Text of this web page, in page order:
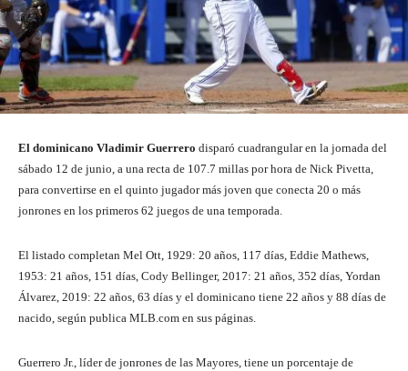
El dominicano Vladimir Guerrero disparó cuadrangular en la jornada del
sábado 12 de junio, a una recta de 107.7 millas por hora de Nick Pivetta,
para convertirse en el quinto jugador más joven que conecta 20 o más
jonrones en los primeros 62 juegos de una temporada.
El listado completan Mel Ott, 1929: 20 años, 117 días, Eddie Mathews,
1953: 21 años, 151 días, Cody Bellinger, 2017: 21 años, 352 días, Yordan
Álvarez, 2019: 22 años, 63 días y el dominicano tiene 22 años y 88 días de
nacido, según publica MLB.com en sus páginas.
Guerrero Jr., líder de jonrones de las Mayores, tiene un porcentaje de